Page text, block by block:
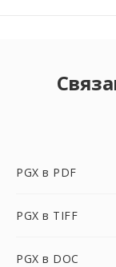
PGX в PDF
PGX в TIFF
PGX в DOC